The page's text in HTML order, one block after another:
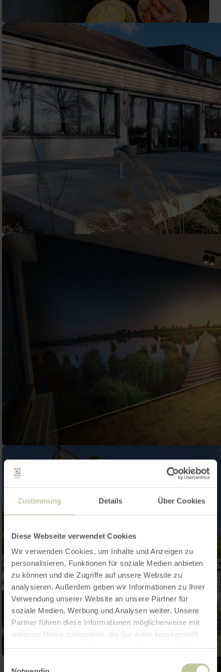
Zustimmung Details Über Cookies
Diese Webseite verwendet Cookies
Wir verwenden Cookies, um Inhalte und Anzeigen zu
personalisieren, Funktionen für soziale Medien anbieten
zu können und die Zugriffe auf unsere Website zu
analysieren. Außerdem geben wir Informationen zu Ihrer
Verwendung unserer Website an unsere Partner für
soziale Medien, Werbung und Analysen weiter. Unsere
Partner führen diese Informationen möglicherweise mit
weiteren Daten zusammen, die Sie ihnen bereitgestellt